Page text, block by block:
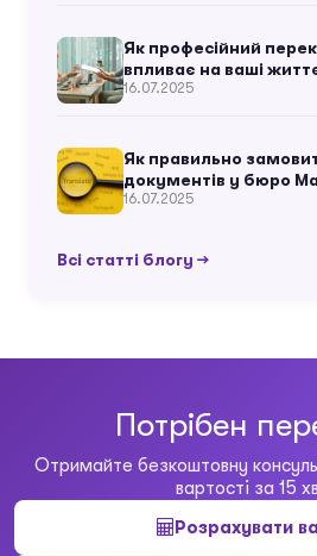
Як професійний
впливає на ваші
16.07.2025
Як правильно
документів у бюро
16.07.2025
Всі статті блогу →
Потрібен
Отримайте безкоштовну
вартості за 15
Розрахувати